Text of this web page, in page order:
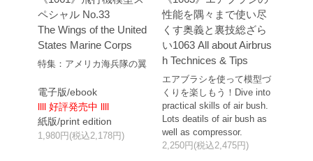
ペシャル No.33
The Wings of the United
States Marine Corps
特集：アメリカ海兵隊の翼
電子版/ebook
llll 好評発売中 llll
紙版/print edition
1,980円(税込2,178円)
性能を隅々まで使い尽
くす奥義と裏技総ざら
い1063 All about Airbrus
h Technices & Tips
エアブラシを使って模型づ
くりを楽しもう！Dive into
practical skills of air bush.
Lots deatils of air bush as
well as compressor.
2,250円(税込2,475円)